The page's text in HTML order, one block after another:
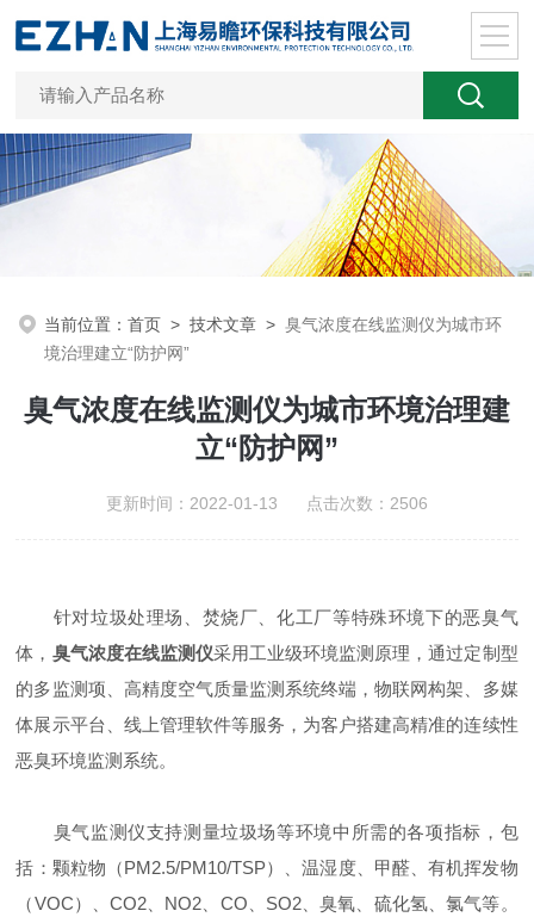
当前位置：首页 >技术文章 >臭气浓度在线监测仪为城市环
境治理建立“防护网”
臭气浓度在线监测仪为城市环境治理建
立“防护网”
更新时间：2022-01-13 点击次数：2506
针对垃圾处理场、焚烧厂、化工厂等特殊环境下的恶臭气
体， 臭气浓度在线监测仪采用工业级环境监测原理，通过定制型
的多监测项、高精度空气质量监测系统终端，物联网构架、多媒
体展示平台、线上管理软件等服务，为客户搭建高精准的连续性
恶臭环境监测系统。
臭气监测仪支持测量垃圾场等环境中所需的各项指标，包
括：颗粒物（PM2.5/PM10/TSP）、温湿度、甲醛、有机挥发物
（VOC）、CO2、NO2、CO、SO2、臭氧、硫化氢、氯气等。